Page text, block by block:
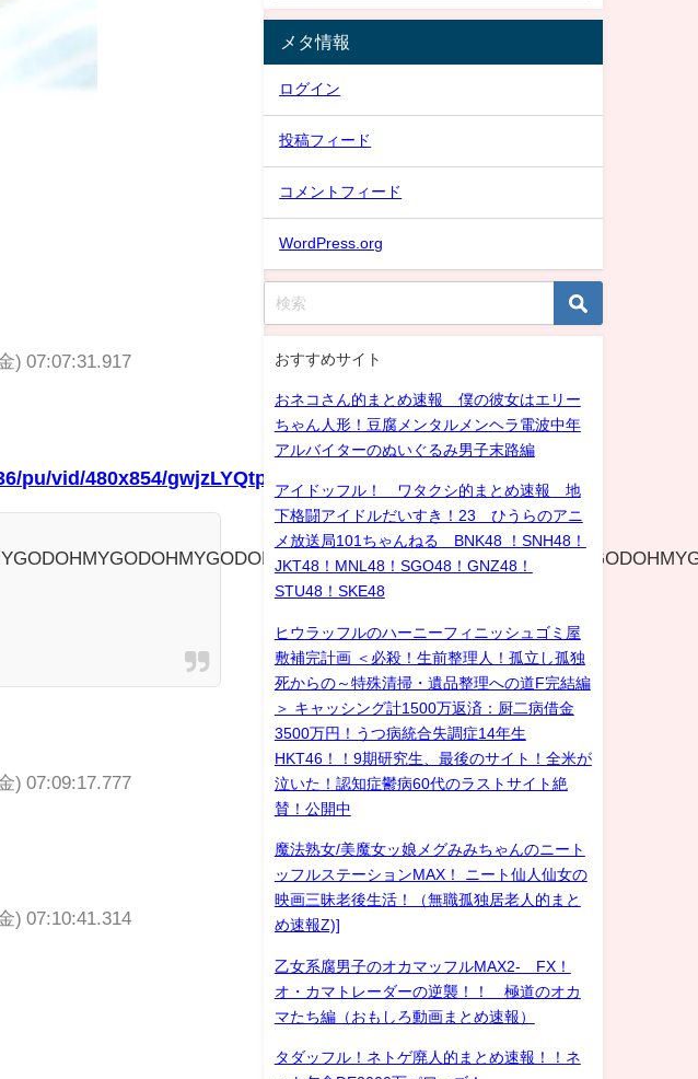
) 07:07:31.917
pu/vid/480x854/gwjzLYQtpx3q4Xiy.mp4
) 07:09:17.777
) 07:10:41.314
メタ情報
ログイン
投稿フィード
コメントフィード
WordPress.org
おすすめサイト
おネコさん的まとめ速報 僕の彼女はエリー
ちゃん人形！豆腐メンタルメンヘラ電波中年
アルバイターのぬいぐるみ男子末路編
アイドッフル！ ワタクシ的まとめ速報 地
下格闘アイドルだいすき！23 ひうらのアニ
メ放送局101ちゃんねる BNK48 ！SNH48！
JKT48！MNL48！SGO48！GNZ48！
STU48！SKE48
ヒウラッフルのハーニーフィニッシュゴミ屋
敷補完計画 ＜必殺！生前整理人！孤立し孤独
死からの～特殊清掃・遺品整理への道F完結編
＞ キャッシング計1500万返済：厨二病借金
3500万円！うつ病統合失調症14年生
HKT46！！9期研究生、最後のサイト！全米が
泣いた！認知症鬱病60代のラストサイト絶
賛！公開中
魔法熟女/美魔女ッ娘メグみみちゃんのニート
ッフルステーションMAX！ ニート仙人仙女の
映画三昧老後生活！（無職孤独居老人的まと
め速報Z)]
乙女系腐男子のオカマッフルMAX2- FX！
オ・カマトレーダーの逆襲！！ 極道のオカ
マたち編（おもしろ動画まとめ速報）
タダッフル！ネトゲ廃人的まとめ速報！！ネ